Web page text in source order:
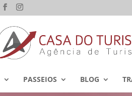
PASSEIOS BLOG